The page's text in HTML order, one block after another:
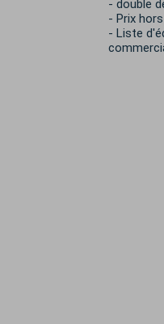
- double
- Prix
- Liste